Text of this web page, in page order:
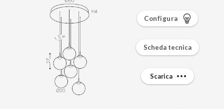
Configura
Scheda tecnica
Scarica